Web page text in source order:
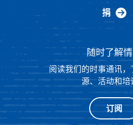
捐
随时了解
阅读我们的时事通讯，
源、活动和培
订阅